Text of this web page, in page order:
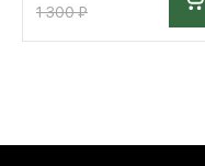
1 300 ₽